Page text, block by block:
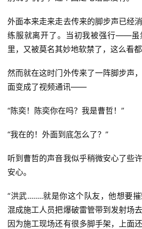
幻
资
讯
主
科
小
库
登录 注册
外面本来走来走去传来的脚步声已经
练服就离开了。当初我被强行——
里，又被莫名其妙地软禁了，这么看都
然而就在这时门外传来了一阵脚步声
面变成了视频通讯——
“陈奕！陈奕你在吗？我是曹哲！”
“我在的！外面到底怎么了？”
听到曹哲的声音我似乎稍微安心了些
安心。
“洪武........就是你这个队友，他想要
混成施工人员把爆破雷管带到发射场
因为施工现场还有很多脚手架，上面